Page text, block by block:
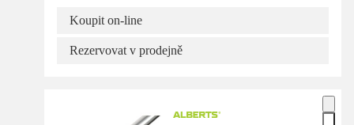
Koupit on-line
Rezervovat v prodejně